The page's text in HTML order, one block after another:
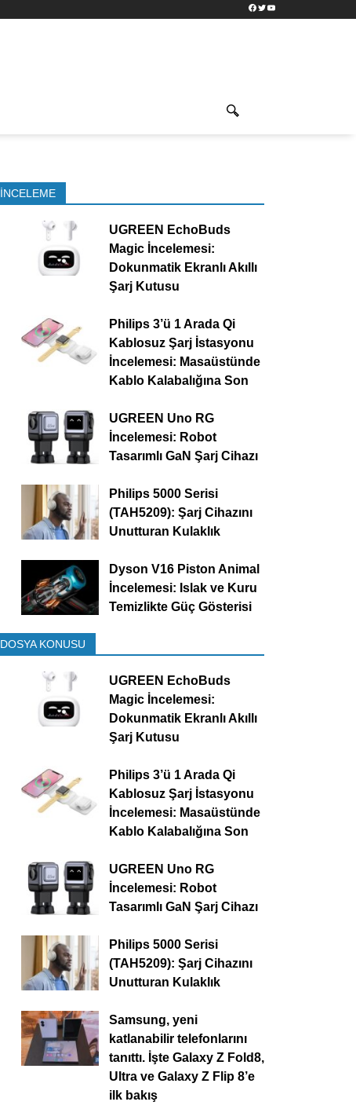
Facebook
TwitterYouTube
İNCELEME
UGREEN EchoBuds
Magic İncelemesi:
Dokunmatik Ekranlı Akıllı
Şarj Kutusu
Philips 3’ü 1 Arada Qi
Kablosuz Şarj İstasyonu
İncelemesi: Masaüstünde
Kablo Kalabalığına Son
UGREEN Uno RG
İncelemesi: Robot
Tasarımlı GaN Şarj Cihazı
Philips 5000 Serisi
(TAH5209): Şarj Cihazını
Unutturan Kulaklık
Dyson V16 Piston Animal
İncelemesi: Islak ve Kuru
Temizlikte Güç Gösterisi
DOSYA KONUSU
UGREEN EchoBuds
Magic İncelemesi:
Dokunmatik Ekranlı Akıllı
Şarj Kutusu
Philips 3’ü 1 Arada Qi
Kablosuz Şarj İstasyonu
İncelemesi: Masaüstünde
Kablo Kalabalığına Son
UGREEN Uno RG
İncelemesi: Robot
Tasarımlı GaN Şarj Cihazı
Philips 5000 Serisi
(TAH5209): Şarj Cihazını
Unutturan Kulaklık
Samsung, yeni
katlanabilir telefonlarını
tanıttı. İşte Galaxy Z Fold8,
Ultra ve Galaxy Z Flip 8’e
ilk bakış